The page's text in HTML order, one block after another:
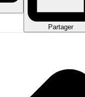
Partager